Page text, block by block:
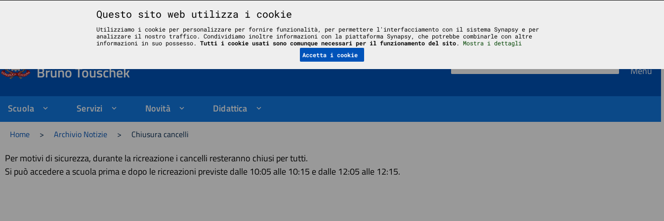
Liceo Scientifico Statale Bruno Touschek - Grottaferrata - Roma
Liceo Scientifico Statale
Bruno Touschek Menu
Scuola Servizi Novità Didattica
Home > Archivio Notizie > Chiusura cancelli
Per motivi di sicurezza, durante la ricreazione i cancelli resteranno chiusi per tutti.
Si può accedere a scuola prima e dopo le ricreazioni previste dalle 10:05 alle 10:15 e dalle 12:05 alle 12:15.
Questo sito web utilizza i cookie
Utilizziamo i cookie per personalizzare per fornire funzionalità, per permettere l'interfacciamento con il sistema Synapsy e per
analizzare il nostro traffico. Condividiamo inoltre informazioni con la piattaforma Synapsy, che potrebbe combinarle con altre
informazioni in suo possesso. Tutti i cookie usati sono comunque necessari per il funzionamento del sito. Mostra i dettagli
Accetta i cookie